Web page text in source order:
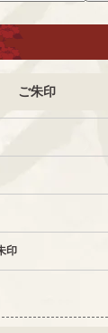
ご朱印
印